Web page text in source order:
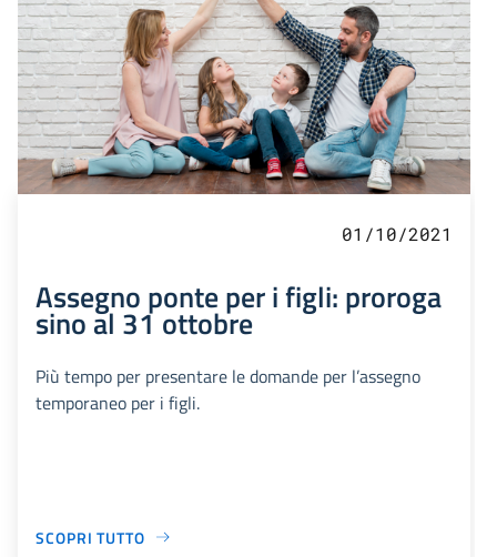
01/10/2021
Assegno ponte per i figli: proroga
sino al 31 ottobre
Più tempo per presentare le domande per l’assegno
temporaneo per i figli.
SCOPRI TUTTO